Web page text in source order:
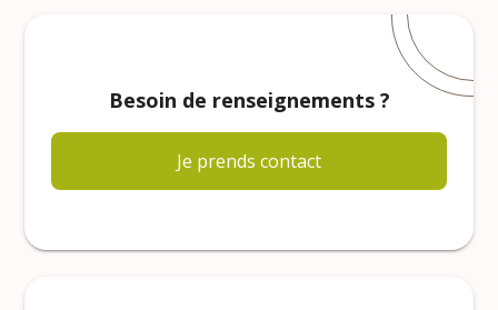
Besoin de renseignements ?
Je prends contact